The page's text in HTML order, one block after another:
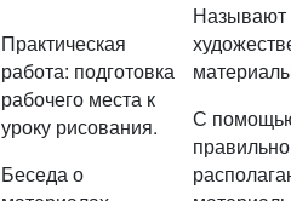
Практическая
работа: подготовка
рабочего места к
уроку рисования.
Беседа о
Называют
С
правильно